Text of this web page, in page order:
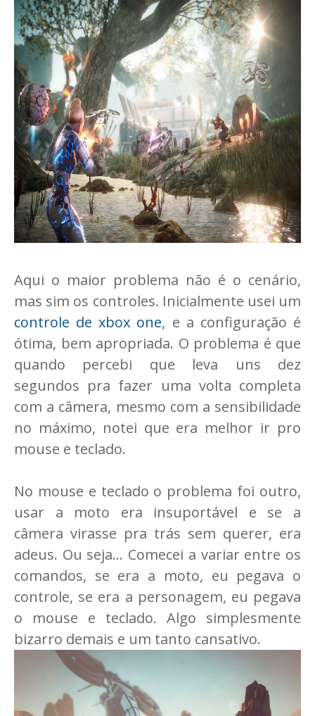
Aqui o maior problema não é o cenário,
mas sim os controles. Inicialmente usei um
controle de xbox one, e a configuração é
ótima, bem apropriada. O problema é que
quando percebi que leva uns dez
segundos pra fazer uma volta completa
com a câmera, mesmo com a sensibilidade
no máximo, notei que era melhor ir pro
mouse e teclado.
No mouse e teclado o problema foi outro,
usar a moto era insuportável e se a
câmera virasse pra trás sem querer, era
adeus. Ou seja... Comecei a variar entre os
comandos, se era a moto, eu pegava o
controle, se era a personagem, eu pegava
o mouse e teclado. Algo simplesmente
bizarro demais e um tanto cansativo.